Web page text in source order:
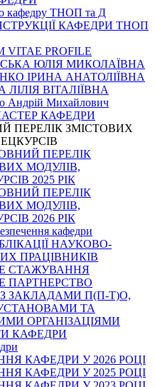
кафедру ТНОП та Д
КАФЕДРИ ТНОП
VITAE PROFILE
ЮЛІЯ МИКОЛАЇВНА
ІРИНА АНАТОЛІЇВНА
ВІТАЛІЇВНА
Андрій Михайлович
КАФЕДРИ
ПЕРЕЛІК ЗМІСТОВИХ
ПЕРЕЛІК
МОДУЛІВ,
2025 РІК
ПЕРЕЛІК
МОДУЛІВ,
2026 РІК
кафедри
НАУКОВО-
ПРАЦІВНИКІВ
СТАЖУВАННЯ
ПАРТНЕРСТВО
ЗАКЛАДАМИ П(П-Т)О,
ТА
ОРГАНІЗАЦІЯМИ
КАФЕДРИ
КАФЕДРИ У 2026 РОЦІ
КАФЕДРИ У 2025 РОЦІ